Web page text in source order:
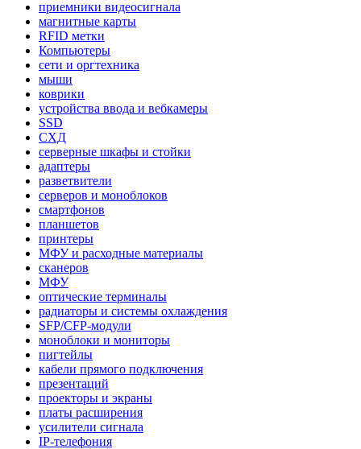
приемники видеосигнала
магнитные карты
RFID метки
Компьютеры
сети и оргтехника
мыши
коврики
устройства ввода и вебкамеры
SSD
СХД
серверные шкафы и стойки
адаптеры
разветвители
серверов и моноблоков
смартфонов
планшетов
принтеры
МФУ и расходные материалы
сканеров
МФУ
оптические терминалы
радиаторы и системы охлаждения
SFP/CFP-модули
моноблоки и мониторы
пигтейлы
кабели прямого подключения
презентаций
проекторы и экраны
платы расширения
усилители сигнала
IP-телефония